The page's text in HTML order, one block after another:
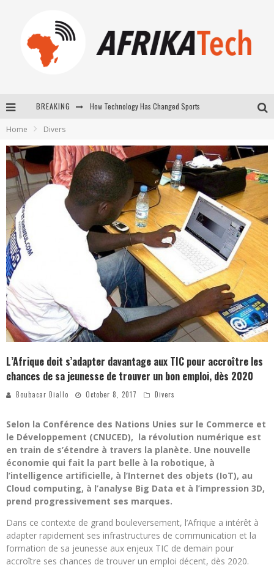
BREAKING
La Révolution Silencieuse : Quand Les Entrepreneurs Africains Décident de ne Plus se Taire
New to online sports betting? Consider These Tips to Play Your First Online Sports Betting Successfully
Home Divers
L’Afrique doit s’adapter davantage aux TIC pour accroître les
chances de sa jeunesse de trouver un bon emploi, dès 2020
Boubacar Diallo October 8, 2017 Divers
Selon la Conférence des Nations Unies sur le Commerce et
le Développement (CNUCED), la révolution numérique est
en train de s’étendre à travers la planète. Une nouvelle
économie qui fait la part belle à la robotique, à
l’intelligence artificielle, à l’Internet des objets (IoT), au
Cloud computing, à l’analyse Big Data et à l’impression 3D,
prend progressivement ses marques.
Dans ce contexte de grand bouleversement, l’Afrique a intérêt à
adapter rapidement ses infrastructures de communication et la
formation de sa jeunesse aux enjeux TIC de demain pour
accroître ses chances de trouver un emploi décent, dès 2020.